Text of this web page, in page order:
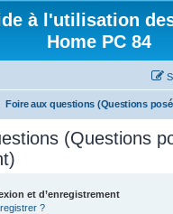
à l'utilisation
Home PC 84
Foire aux questions (Questions
(Questions
et d’enregistrement
?